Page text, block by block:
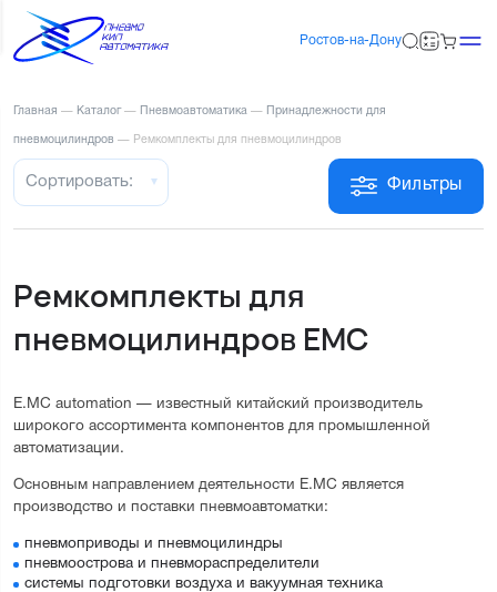
Ростов-на-Дону
Главная — Каталог — Пневмоавтоматика — Принадлежности для
пневмоцилиндров — Ремкомплекты для пневмоцилиндров
Фильтры
Сортировать:
Ремкомплекты для
пневмоцилиндров EMC
E.MC automation — известный китайский производитель
широкого ассортимента компонентов для промышленной
автоматизации.
Основным направлением деятельности E.MC является
производство и поставки пневмоавтоматки:
пневмоприводы и пневмоцилиндры
пневмоострова и пневмораспределители
системы подготовки воздуха и вакуумная техника